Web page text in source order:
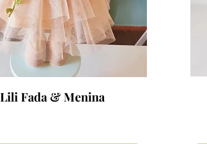
Lili Fada & Menina